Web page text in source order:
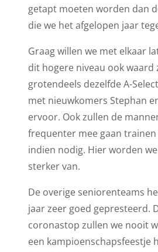
getapt moeten worden dan
die we het afgelopen jaar
Graag willen we met elkaar
dit hogere niveau ook waard
grotendeels dezelfde A-
met nieuwkomers Stephan
ervoor. Ook zullen de
frequenter mee gaan
indien nodig. Hier worden
sterker van.
De overige seniorenteams
jaar zeer goed gepresteerd.
coronastop zullen we nooit
een kampioenschapsfeestje